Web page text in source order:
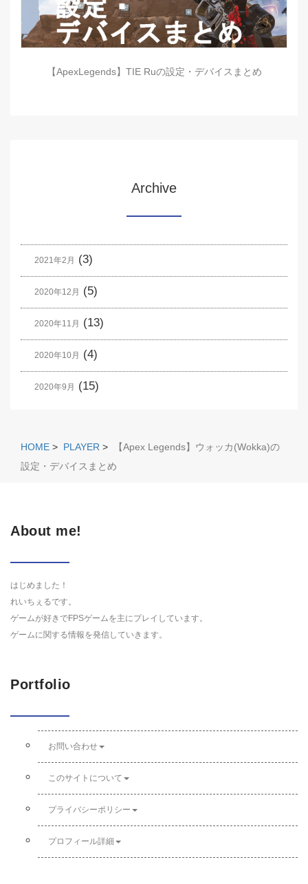
【ApexLegends】TIE Ruの設定・デバイスまとめ
Archive
2021年2月 (3)
2020年12月 (5)
2020年11月 (13)
2020年10月 (4)
2020年9月 (15)
HOME > PLAYER >
【Apex Legends】ウォッカ(Wokka)の
設定・デバイスまとめ
About me!
はじめました！
れいちぇるです。
ゲームが好きでFPSゲームを主にプレイしています。
ゲームに関する情報を発信していきます。
Portfolio
お問い合わせ
このサイトについて
プライバシーポリシー
プロフィール詳細